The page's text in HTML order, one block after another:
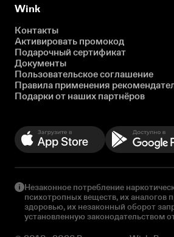
Wink
Контакты
Активировать промокод
Подарочный сертификат
Документы
Пользовательское соглашение
Правила применения
Подарки от наших партнёров
Незаконное потребление
психотропных веществ, их аналогов
здоровью, их незаконный оборот
установленную законодательством